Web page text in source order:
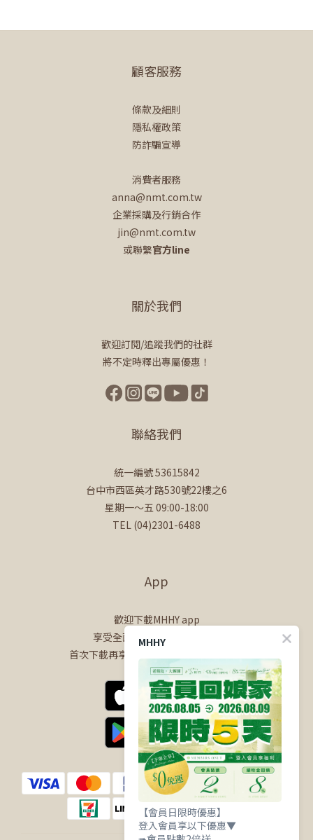
顧客服務
條款及細則
隱私權政策
防詐騙宣導
消費者服務
anna@nmt.com.tw
企業採購及行銷合作
jin@nmt.com.tw
或聯繫官方line
關於我們
歡迎訂閱/追蹤我們的社群
將不定時釋出專屬優惠！
聯絡我們
統一編號 53615842
台中市西區英才路530號22樓之6
星期一～五 09:00-18:00
TEL (04)2301-6488
App
歡迎下載MHHY app
享受全面的會員專屬購物體驗
首次下載再享$100購物金+50點會員點數
MHHY
【會員日限時優惠】
登入會員享以下優惠▼